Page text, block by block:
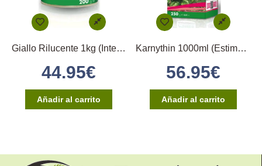
Giallo Rilucente 1kg (Intensifica el color)
44.95€
Añadir al carrito
Karnythin 1000ml (Estimula la Fecundidad)
56.95€
Añadir al carrito